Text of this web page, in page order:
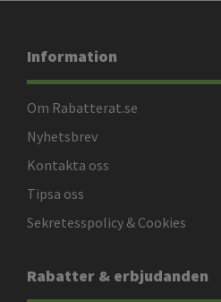
Information
Om Rabatterat.se
Nyhetsbrev
Kontakta oss
Tipsa oss
Sekretesspolicy & Cookies
Rabatter & erbjudanden